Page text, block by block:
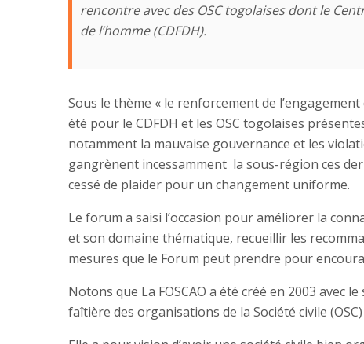
rencontre avec des OSC togolaises dont le
de l’homme (CDFDH).
Sous le thème « le renforcement de l’engagement
été pour le CDFDH et les OSC togolaises
notamment la mauvaise gouvernance et les
gangrènent incessamment la sous-région ces
cessé de plaider pour un changement uniforme.
Le forum a saisi l’occasion pour améliorer la
et son domaine thématique, recueillir les
mesures que le Forum peut prendre pour
Notons que La FOSCAO a été créé en 2003 avec
faîtière des organisations de la Société civile